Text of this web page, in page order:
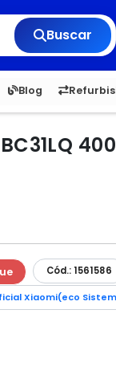
Buscar
Blog
6,050 5.20
Cód.: 1561586
Xiaomi(eco